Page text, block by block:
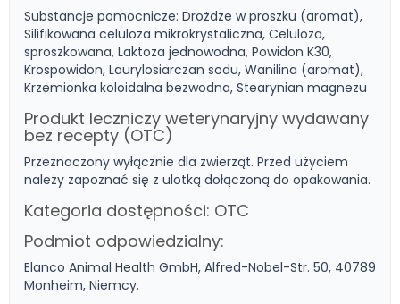
Substancje pomocnicze: Drożdże w proszku (aromat),
Silifikowana celuloza mikrokrystaliczna, Celuloza,
sproszkowana, Laktoza jednowodna, Powidon K30,
Krospowidon, Laurylosiarczan sodu, Wanilina (aromat),
Krzemionka koloidalna bezwodna, Stearynian magnezu
Produkt leczniczy weterynaryjny wydawany
bez recepty (OTC)
Przeznaczony wyłącznie dla zwierząt. Przed użyciem
należy zapoznać się z ulotką dołączoną do opakowania.
Kategoria dostępności: OTC
Podmiot odpowiedzialny:
Elanco Animal Health GmbH, Alfred-Nobel-Str. 50, 40789
Monheim, Niemcy.